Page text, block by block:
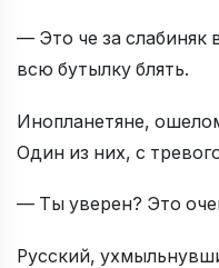
— Это че за слабиняк
всю бутылку блять.
Инопланетяне,
Один из них, с
— Ты уверен? Это
Русский,